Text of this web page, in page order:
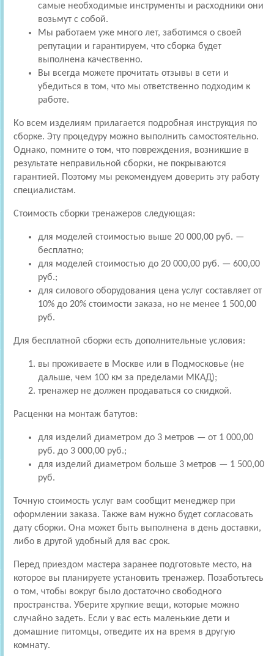
самые необходимые инструменты и расходники они
возьмут с собой.
Мы работаем уже много лет, заботимся о своей
репутации и гарантируем, что сборка будет
выполнена качественно.
Вы всегда можете прочитать отзывы в сети и
убедиться в том, что мы ответственно подходим к
работе.
Ко всем изделиям прилагается подробная инструкция по
сборке. Эту процедуру можно выполнить самостоятельно.
Однако, помните о том, что повреждения, возникшие в
результате неправильной сборки, не покрываются
гарантией. Поэтому мы рекомендуем доверить эту работу
специалистам.
Стоимость сборки тренажеров следующая:
для моделей стоимостью выше 20 000,00 руб. —
бесплатно;
для моделей стоимостью до 20 000,00 руб. — 600,00
руб.;
для силового оборудования цена услуг составляет от
10% до 20% стоимости заказа, но не менее 1 500,00
руб.
Для бесплатной сборки есть дополнительные условия:
вы проживаете в Москве или в Подмосковье (не
дальше, чем 100 км за пределами МКАД);
тренажер не должен продаваться со скидкой.
Расценки на монтаж батутов:
для изделий диаметром до 3 метров — от 1 000,00
руб. до 3 000,00 руб.;
для изделий диаметром больше 3 метров — 1 500,00
руб.
Точную стоимость услуг вам сообщит менеджер при
оформлении заказа. Также вам нужно будет согласовать
дату сборки. Она может быть выполнена в день доставки,
либо в другой удобный для вас срок.
Перед приездом мастера заранее подготовьте место, на
которое вы планируете установить тренажер. Позаботьтесь
о том, чтобы вокруг было достаточно свободного
пространства. Уберите хрупкие вещи, которые можно
случайно задеть. Если у вас есть маленькие дети и
домашние питомцы, отведите их на время в другую
комнату.